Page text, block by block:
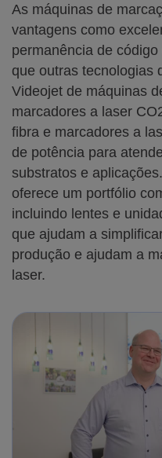
As máquinas de
vantagens como
permanência de
que outras tecnologias
Videojet de máquinas
marcadores a laser
fibra e marcadores a
de potência para
substratos e
oferece um portfólio
incluindo lentes e
que ajudam a
produção e ajudam a
laser.